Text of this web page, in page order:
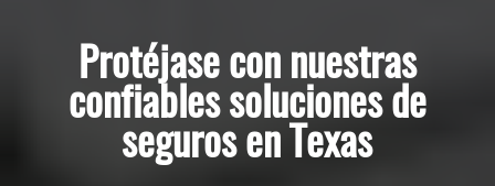
Protéjase con nuestras
confiables soluciones de
seguros en Texas